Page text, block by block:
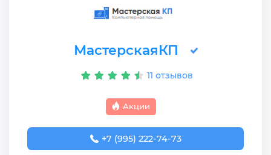
МастерскаяКП
11 отзывов
Акции
+7 (995) 222-74-73